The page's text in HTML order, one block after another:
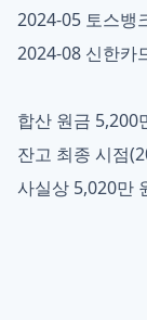
2024-05 토스뱅
2024-08 신한카
합산 원금 5,200
잔고 최종 시점
사실상 5,020만